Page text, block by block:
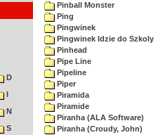
D
I
N
S
Pinball Monster
Ping
Pingwinek
Pingwinek Idzie do Szkoly
Pinhead
Pipe Line
Pipeline
Piper
Piramida
Piramide
Piranha (ALA Software)
Piranha (Croudy, John)